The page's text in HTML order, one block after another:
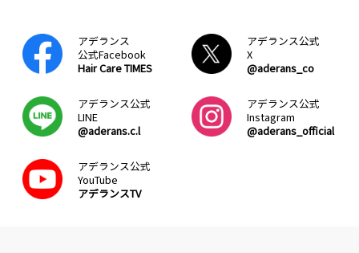
アデランス
公式Facebook
Hair Care TIMES
アデランス公式
X
@aderans_co
アデランス公式
LINE
@aderans.c.l
アデランス公式
Instagram
@aderans_official
アデランス公式
YouTube
アデランスTV